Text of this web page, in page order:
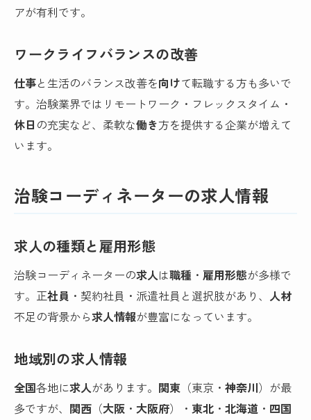
アが有利です。
ワークライフバランスの改善
仕事と生活のバランス改善を向けて転職する方も多いで
す。治験業界ではリモートワーク・フレックスタイム・
休日 の充実など、柔軟な働き方を提供する企業が増えて
います。
治験コーディネーターの求人情報
求人の種類と雇用形態
治験コーディネーターの求人は職種 ・雇用形態が多様で
す。正社員 ・契約社員・派遣社員と選択肢があり、 人材
不足の背景から求人情報が豊富になっています。
地域別の求人情報
全国各地に求人があります。 関東 （東京・神奈川）が最
多ですが、 関西 （大阪 ・大阪府）・東北 ・北海道 ・ 四国